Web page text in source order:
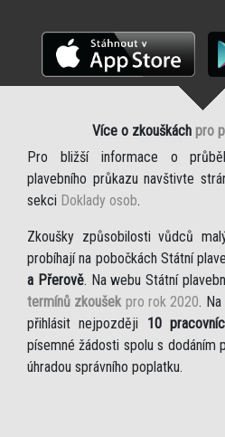
Více o zkouškách pro
Pro bližší informace o
plavebního průkazu navštivte
sekci Doklady osob.
Zkoušky způsobilosti vůdců
probíhají na pobočkách Státní
a Přerově. Na webu Státní
termínů zkoušek pro rok 2020.
přihlásit nejpozději 10
písemné žádosti spolu s dodáním
úhradou správního poplatku.